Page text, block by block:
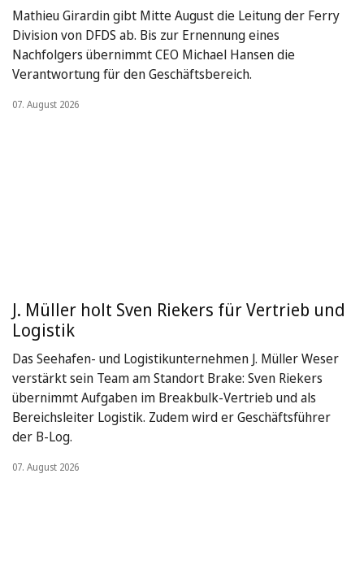
Mathieu Girardin gibt Mitte August die Leitung der Ferry
Division von DFDS ab. Bis zur Ernennung eines
Nachfolgers übernimmt CEO Michael Hansen die
Verantwortung für den Geschäftsbereich.
07. August 2026
J. Müller holt Sven Riekers für Vertrieb und
Logistik
Das Seehafen- und Logistikunternehmen J. Müller Weser
verstärkt sein Team am Standort Brake: Sven Riekers
übernimmt Aufgaben im Breakbulk-Vertrieb und als
Bereichsleiter Logistik. Zudem wird er Geschäftsführer
der B-Log.
07. August 2026